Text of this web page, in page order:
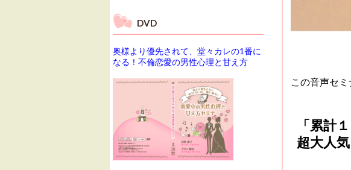
この音声セミ
「累計
超大人
DVD
奥様より優先されて、堂々カレの1番に
なる！不倫恋愛の男性心理と甘え方